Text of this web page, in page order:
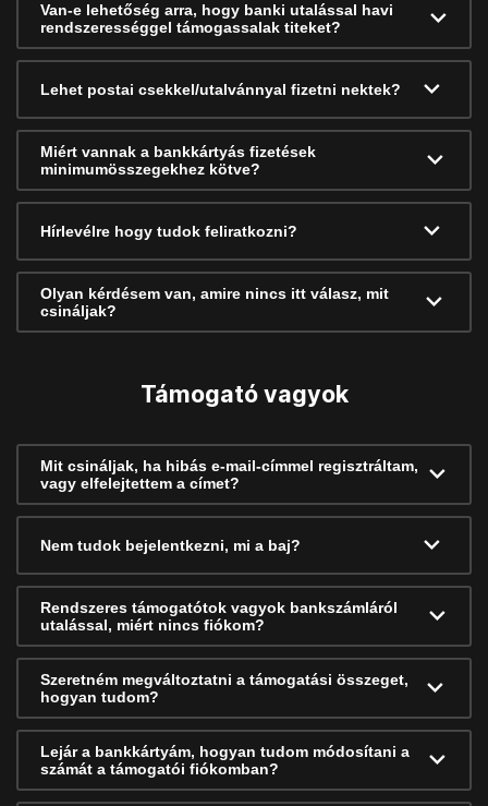
Van-e lehetőség arra, hogy banki utalással havi
rendszerességgel támogassalak titeket?
Lehet postai csekkel/utalvánnyal fizetni nektek?
Miért vannak a bankkártyás fizetések
minimumösszegekhez kötve?
Hírlevélre hogy tudok feliratkozni?
Olyan kérdésem van, amire nincs itt válasz, mit
csináljak?
Támogató vagyok
Mit csináljak, ha hibás e-mail-címmel regisztráltam,
vagy elfelejtettem a címet?
Nem tudok bejelentkezni, mi a baj?
Rendszeres támogatótok vagyok bankszámláról
utalással, miért nincs fiókom?
Szeretném megváltoztatni a támogatási összeget,
hogyan tudom?
Lejár a bankkártyám, hogyan tudom módosítani a
számát a támogatói fiókomban?